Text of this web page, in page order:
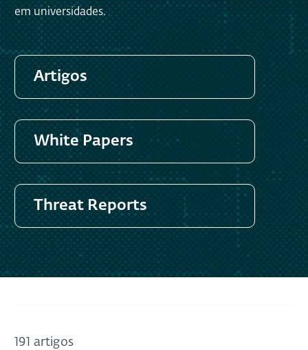
em universidades.
Artigos
White Papers
Threat Reports
191 artigos